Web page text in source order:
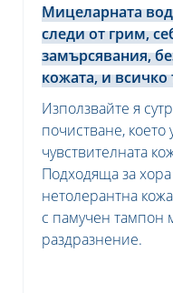
Мицеларната
следи от грим,
замърсявания,
кожата, и всичко
Използвайте я
почистване,
чувствителната
Подходяща за
нетолерантна
с памучен тампон
раздразнение.